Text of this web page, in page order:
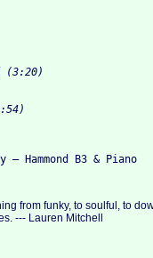
(3:20)
from funky, to soulful, to
--- Lauren Mitchell